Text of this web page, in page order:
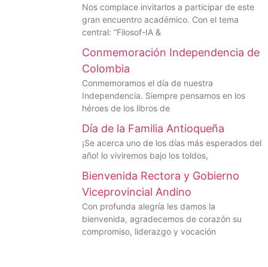
Nos complace invitarlos a participar de este
gran encuentro académico. Con el tema
central: “Filosof-IA &
Conmemoración Independencia de
Colombia
Conmemoramos el día de nuestra
Independencia. Siempre pensamos en los
héroes de los libros de
Día de la Familia Antioqueña
¡Se acerca uno de los días más esperados del
año! lo viviremos bajo los toldos,
Bienvenida Rectora y Gobierno
Viceprovincial Andino
Con profunda alegría les damos la
bienvenida, agradecemos de corazón su
compromiso, liderazgo y vocación